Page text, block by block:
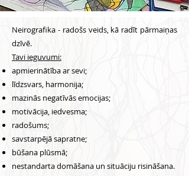
Neirografika - radošs veids, kā radīt pārmaiņas
dzīvē.
Tavi ieguvumi:
apmierinātība ar sevi;
līdzsvars, harmonija;
mazinās negatīvās emocijas;
motivācija, iedvesma;
radošums;
savstarpējā sapratne;
būšana plūsmā;
nestandarta domāšana un situāciju risināšana.